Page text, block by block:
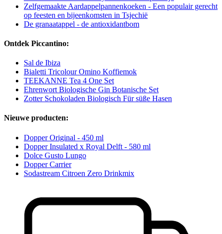
Zelfgemaakte Aardappelpannenkoeken - Een populair gerecht
op feesten en bijeenkomsten in Tsjechië
De granaatappel - de antioxidantbom
Ontdek Piccantino:
Sal de Ibiza
Bialetti Tricolour Omino Koffiemok
TEEKANNE Tea 4 One Set
Ehrenwort Biologische Gin Botanische Set
Zotter Schokoladen Biologisch Für süße Hasen
Nieuwe producten:
Dopper Original - 450 ml
Dopper Insulated x Royal Delft - 580 ml
Dolce Gusto Lungo
Dopper Carrier
Sodastream Citroen Zero Drinkmix